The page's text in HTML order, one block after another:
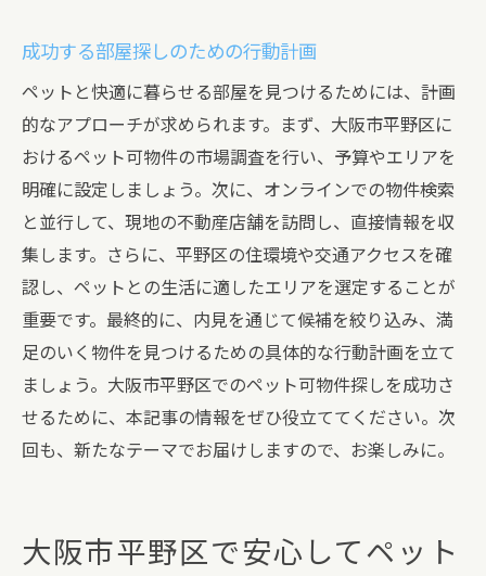
成功する部屋探しのための行動計画
ペットと快適に暮らせる部屋を見つけるためには、計画
的なアプローチが求められます。まず、大阪市平野区に
おけるペット可物件の市場調査を行い、予算やエリアを
明確に設定しましょう。次に、オンラインでの物件検索
と並行して、現地の不動産店舗を訪問し、直接情報を収
集します。さらに、平野区の住環境や交通アクセスを確
認し、ペットとの生活に適したエリアを選定することが
重要です。最終的に、内見を通じて候補を絞り込み、満
足のいく物件を見つけるための具体的な行動計画を立て
ましょう。大阪市平野区でのペット可物件探しを成功さ
せるために、本記事の情報をぜひ役立ててください。次
回も、新たなテーマでお届けしますので、お楽しみに。
大阪市平野区で安心してペット